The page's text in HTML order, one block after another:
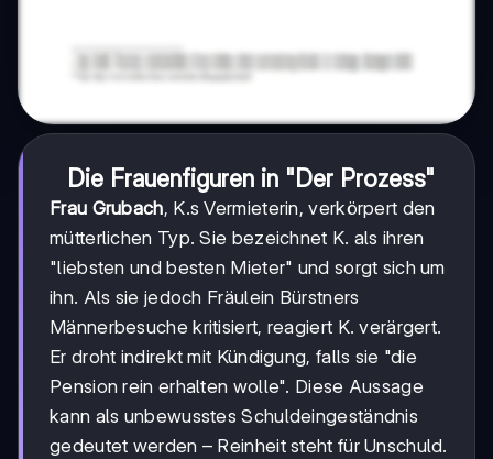
Die Frauenfiguren in "Der Prozess"
Frau Grubach, K.s Vermieterin, verkörpert den
mütterlichen Typ. Sie bezeichnet K. als ihren
"liebsten und besten Mieter" und sorgt sich um
ihn. Als sie jedoch Fräulein Bürstners
Männerbesuche kritisiert, reagiert K. verärgert.
Er droht indirekt mit Kündigung, falls sie "die
Pension rein erhalten wolle". Diese Aussage
kann als unbewusstes Schuldeingeständnis
gedeutet werden – Reinheit steht für Unschuld.